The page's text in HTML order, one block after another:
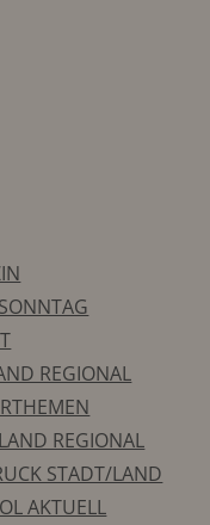
REGIONAL
REGIONAL
STADT/LAND
AKTUELL